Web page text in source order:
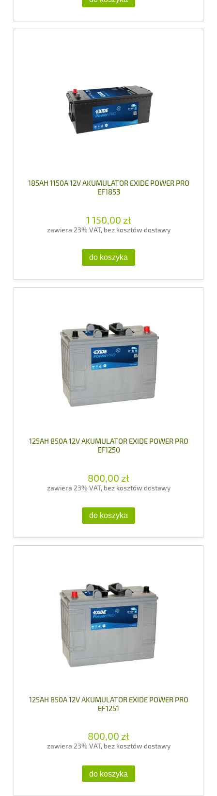
185AH 1150A 12V AKUMULATOR EXIDE POWER PRO
EF1853
1 150,00 zł
zawiera 23% VAT, bez kosztów dostawy
do koszyka
125AH 850A 12V AKUMULATOR EXIDE POWER PRO
EF1250
800,00 zł
zawiera 23% VAT, bez kosztów dostawy
do koszyka
125AH 850A 12V AKUMULATOR EXIDE POWER PRO
EF1251
800,00 zł
zawiera 23% VAT, bez kosztów dostawy
do koszyka